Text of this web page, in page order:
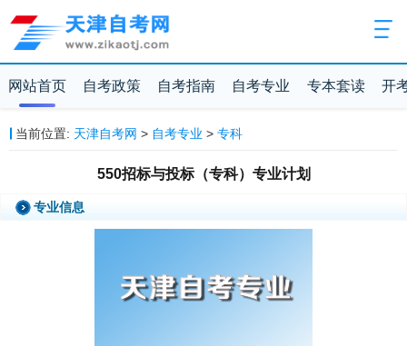
网站首页 自考政策 自考指南 自考专业 专本套读 开
当前位置: 天津自考网 > 自考专业 > 专科
550招标与投标（专科）专业计划
专业信息